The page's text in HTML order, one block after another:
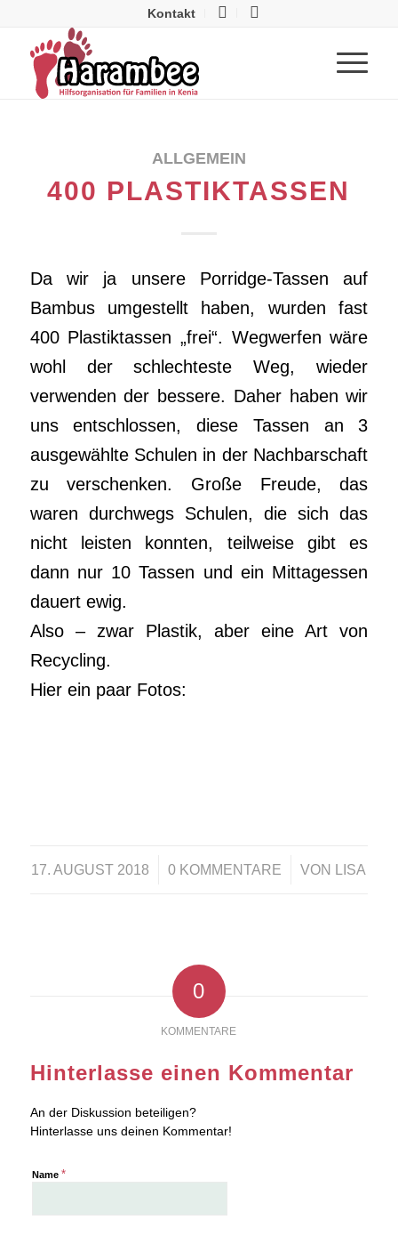
Kontakt
ALLGEMEIN
400 PLASTIKTASSEN
Da wir ja unsere Porridge-Tassen auf
Bambus umgestellt haben, wurden fast
400 Plastiktassen „frei“. Wegwerfen wäre
wohl der schlechteste Weg, wieder
verwenden der bessere. Daher haben wir
uns entschlossen, diese Tassen an 3
ausgewählte Schulen in der Nachbarschaft
zu verschenken. Große Freude, das
waren durchwegs Schulen, die sich das
nicht leisten konnten, teilweise gibt es
dann nur 10 Tassen und ein Mittagessen
dauert ewig.
Also – zwar Plastik, aber eine Art von
Recycling.
Hier ein paar Fotos:
17. AUGUST 2018
/ 0 KOMMENTARE
/ VON LISA
0
KOMMENTARE
Hinterlasse einen Kommentar
An der Diskussion beteiligen?
Hinterlasse uns deinen Kommentar!
Name *